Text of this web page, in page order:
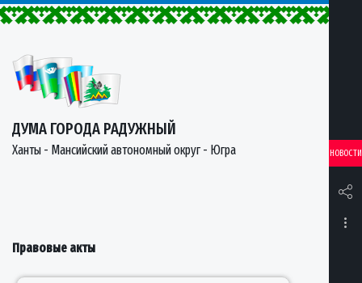
ДУМА ГОРОДА РАДУЖНЫЙ
Ханты - Мансийский автономный округ - Югра НОВОСТИ
Правовые акты